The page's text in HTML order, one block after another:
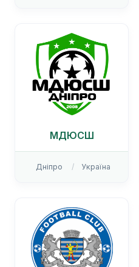
МДЮСШ
Дніпро Україна